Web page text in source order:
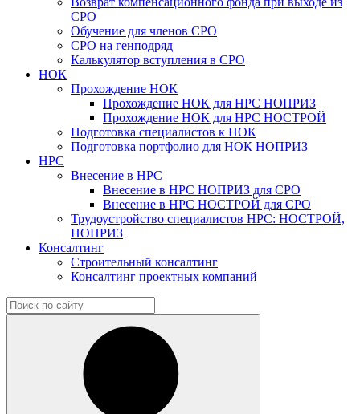
СРО
Обучение для членов СРО
СРО на генподряд
Калькулятор вступления в СРО
НОК
Прохождение НОК
Прохождение НОК для НРС НОПРИЗ
Прохождение НОК для НРС НОСТРОЙ
Подготовка специалистов к НОК
Подготовка портфолио для НОК НОПРИЗ
НРС
Внесение в НРС
Внесение в НРС НОПРИЗ для СРО
Внесение в НРС НОСТРОЙ для СРО
Трудоустройство специалистов НРС: НОСТРОЙ,
НОПРИЗ
Консалтинг
Строительный консалтинг
Консалтинг проектных компаний